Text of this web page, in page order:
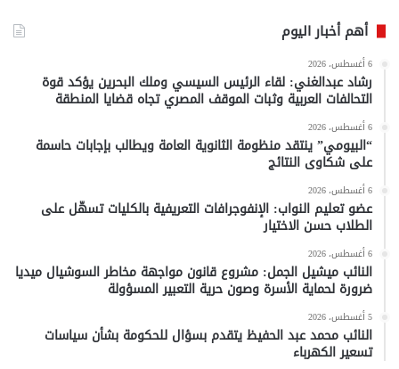
أهم أخبار اليوم
6 أغسطس، 2026
رشاد عبدالغني: لقاء الرئيس السيسي وملك البحرين يؤكد قوة
التحالفات العربية وثبات الموقف المصري تجاه قضايا المنطقة
6 أغسطس، 2026
“البيومي” ينتقد منظومة الثانوية العامة ويطالب بإجابات حاسمة
على شكاوى النتائج
6 أغسطس، 2026
عضو تعليم النواب: الإنفوجرافات التعريفية بالكليات تسهّل على
الطلاب حسن الاختيار
6 أغسطس، 2026
النائب ميشيل الجمل: مشروع قانون مواجهة مخاطر السوشيال ميديا
ضرورة لحماية الأسرة وصون حرية التعبير المسؤولة
5 أغسطس، 2026
النائب محمد عبد الحفيظ يتقدم بسؤال للحكومة بشأن سياسات
تسعير الكهرباء